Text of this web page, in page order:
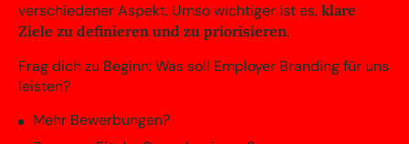
verschiedener Aspekt. Umso wichtiger ist es, klare
Ziele zu definieren und zu priorisieren.
Frag dich zu Beginn: Was soll Employer Branding für uns
leisten?
Mehr Bewerbungen?